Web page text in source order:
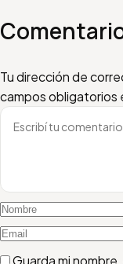
Tu dirección de
campos obligatorios
Escribí tu comentario
Nombre
Email
Guarda mi